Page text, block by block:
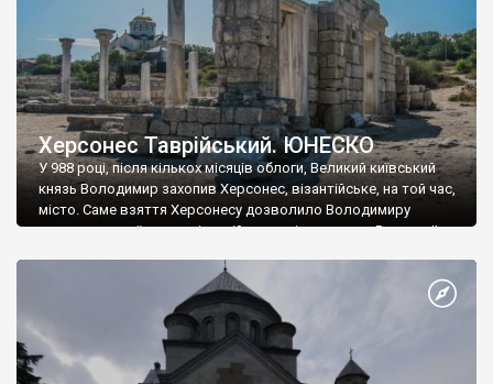
Херсонес Таврійський. ЮНЕСКО
У 988 році, після кількох місяців облоги, Великий київський
князь Володимир захопив Херсонес, візантійське, на той час,
місто. Саме взяття Херсонесу дозволило Володимиру
диктувати свої умови візантійському імператору Василю ІІ, та
Херсонесі Володимир-язичник, став Василем-християнином.
А потім було Хрещення Русі. На честь Херсонесу Таврійського